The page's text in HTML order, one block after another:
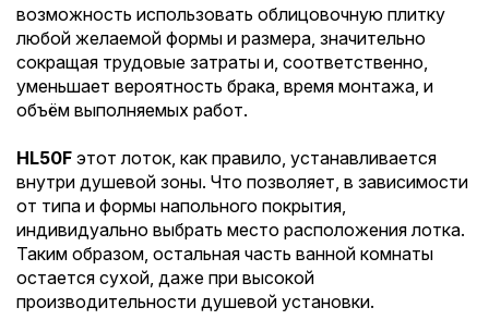
возможность использовать облицовочную плитку
любой желаемой формы и размера, значительно
сокращая трудовые затраты и, соответственно,
уменьшает вероятность брака, время монтажа, и
объём выполняемых работ.
HL50F этот лоток, как правило, устанавливается
внутри душевой зоны. Что позволяет, в зависимости
от типа и формы напольного покрытия,
индивидуально выбрать место расположения лотка.
Таким образом, остальная часть ванной комнаты
остается сухой, даже при высокой
производительности душевой установки.